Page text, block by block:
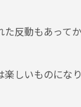
反動もあってか
しいものになり